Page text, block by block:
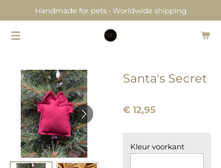
naar
Handmade for pets • Worldwide shipping
Santa's Secret
€ 12,95
Kleur voorkant